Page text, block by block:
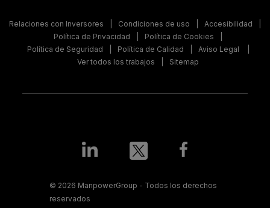
Relaciones con Inversores Condiciones de uso
Accesibilidad
Política de Privacidad
Política de Cookies
Política de Seguridad
Política de Calidad
Aviso Legal
Ver todos los trabajos
Sitemap
© 2026 ManpowerGroup - Todos los derechos
reservados